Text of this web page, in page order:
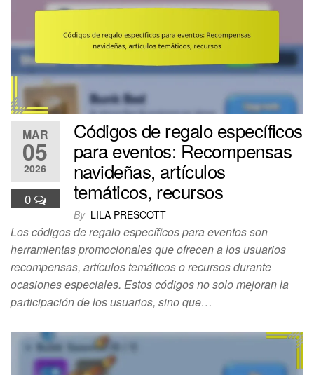
MAR
05
2026
0
Códigos de regalo específicos
para eventos: Recompensas
navideñas, artículos
temáticos, recursos
By LILA PRESCOTT
Los códigos de regalo específicos para eventos son
herramientas promocionales que ofrecen a los usuarios
recompensas, artículos temáticos o recursos durante
ocasiones especiales. Estos códigos no solo mejoran la
participación de los usuarios, sino que…